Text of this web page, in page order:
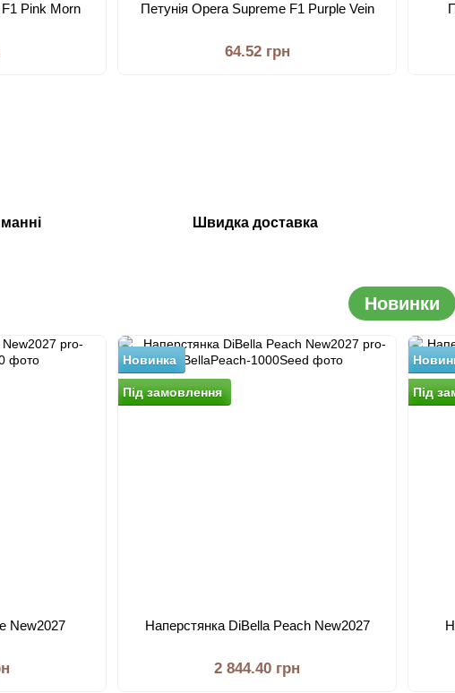
Pink Morn Петунія Opera Supreme F1 Purple Vein
64.52 грн
Швидка доставка
Новинки
New2027
Новинка
Пiд замовлення
Наперстянка DiBella Peach New2027
2 844.40 грн
Пiд